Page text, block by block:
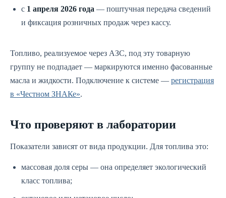
с 1 апреля 2026 года — поштучная передача сведений
и фиксация розничных продаж через кассу.
Топливо, реализуемое через АЗС, под эту товарную
группу не подпадает — маркируются именно фасованные
масла и жидкости. Подключение к системе — регистрация
в «Честном ЗНАКе».
Что проверяют в лаборатории
Показатели зависят от вида продукции. Для топлива это:
массовая доля серы — она определяет экологический
класс топлива;